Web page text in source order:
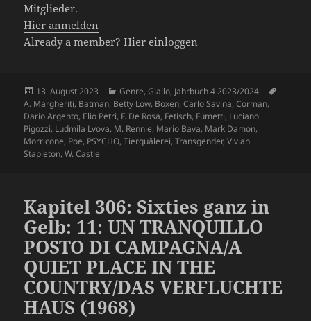
Mitglieder.
Hier anmelden
Already a member?Hier einloggen
Veröffentlicht
am
13. August 2023 Kategorien
Genre,Giallo, Jahrbuch 4 2023/2024
A. Margheriti, Batman, Betty Low, Boxen,Carlo Savina,Corman,
Dario Argento, Elio Petri, F. De Rosa, Fetisch, Fumetti, Luciano
Pigozzi, Ludmila Lvova, M. Rennie, Mario Bava, Mark Damon,
Morricone, Poe, PSYCHO,Tierquälerei,Transgender,Vivian
Stapleton,W. Castle
Kapitel 306: Sixties ganz in
Gelb: 11: UN TRANQUILLO
POSTO DI CAMPAGNA/A
QUIET PLACE IN THE
COUNTRY/DAS VERFLUCHTE
HAUS (1968)